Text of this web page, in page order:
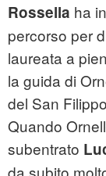
Rossella ha
percorso per
laureata a
la guida di
del San
Quando
subentrato